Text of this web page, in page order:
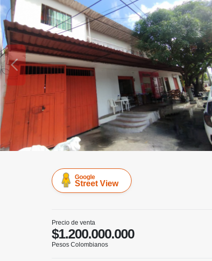
Google
Street View
Precio de venta
$1.200.000.000
Pesos Colombianos